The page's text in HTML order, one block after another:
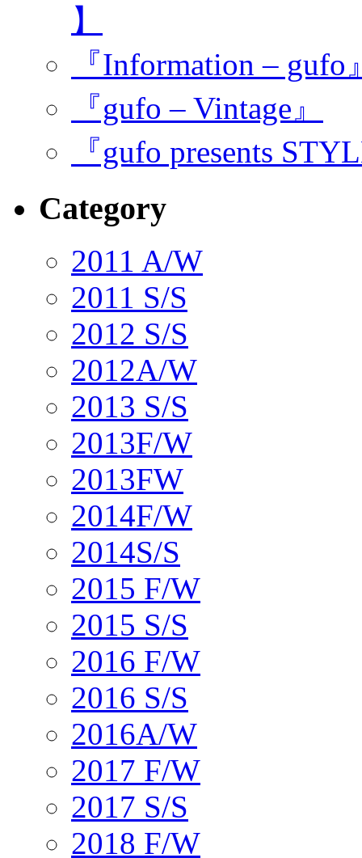
】
『Information – gufo
『gufo – Vintage』
『gufo presents
Category
2011 A/W
2011 S/S
2012 S/S
2012A/W
2013 S/S
2013F/W
2013FW
2014F/W
2014S/S
2015 F/W
2015 S/S
2016 F/W
2016 S/S
2016A/W
2017 F/W
2017 S/S
2018 F/W